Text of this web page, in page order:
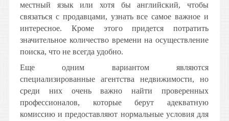
местный язык или хотя бы английский, чтобы
связаться с продавцами, узнать все самое важное и
интересное. Кроме этого придется потратить
значительное количество времени на осуществление
поиска, что не всегда удобно.
Еще одним вариантом являются
специализированные агентства недвижимости, но
среди них очень важно найти проверенных
профессионалов, которые берут адекватную
комиссию и предоставляют нормальные условия для